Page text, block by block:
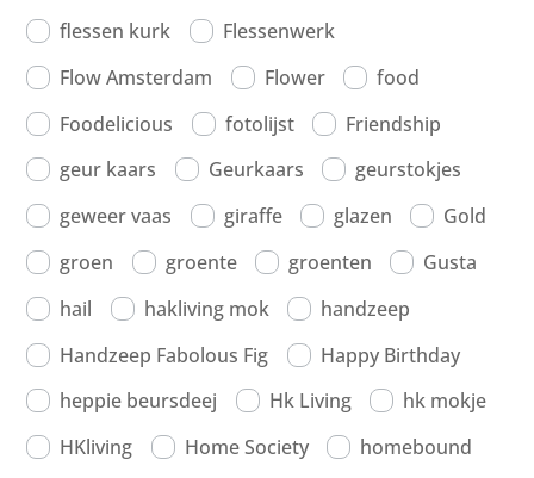
flessen kurk
Flessenwerk
Flow Amsterdam
Flower
food
Foodelicious
fotolijst
Friendship
geur kaars
Geurkaars
geurstokjes
geweer vaas
giraffe glazen
Gold
groen
groente groenten
Gusta
hail
hakliving mok
handzeep
Handzeep Fabolous Fig
Happy Birthday
heppie beursdeej
Hk Living
hk mokje
HKliving
Home Society
homebound